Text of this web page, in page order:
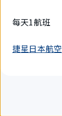
每天1航班
捷星日本航空